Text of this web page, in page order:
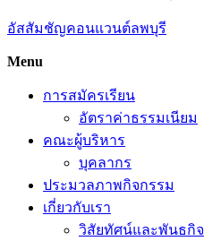
อัสสัมชัญคอนแวนต์ลพบุรี
Menu
การสมัครเรียน
อัตราค่าธรรมเนียม
คณะผู้บริหาร
บุคลากร
ประมวลภาพกิจกรรม
เกี่ยวกับเรา
วิสัยทัศน์และพันธกิจ